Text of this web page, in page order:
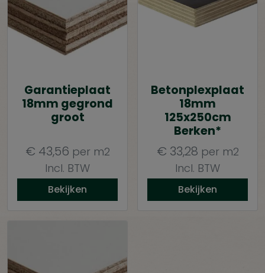
Garantieplaat
18mm gegrond
groot
€ 43,56 per m2
Incl. BTW
Bekijken
Betonplexplaat
18mm
125x250cm
Berken*
€ 33,28 per m2
Incl. BTW
Bekijken